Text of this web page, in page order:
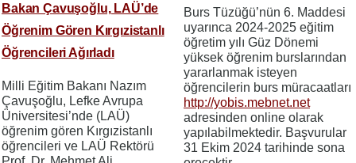
Bakan Çavuşoğlu, LAÜ’de
Öğrenim Gören Kırgızistanlı
Öğrencileri Ağırladı
Milli Eğitim Bakanı Nazım
Çavuşoğlu, Lefke Avrupa
Üniversitesi’nde (LAÜ)
öğrenim gören Kırgızistanlı
öğrencileri ve LAÜ Rektörü
Burs Tüzüğü’nün 6. Maddesi
uyarınca 2024-2025 eğitim
öğretim yılı Güz Dönemi
yüksek öğrenim burslarından
yararlanmak isteyen
öğrencilerin burs müracaatları
http://yobis.mebnet.net
adresinden online olarak
yapılabilmektedir. Başvurular
31 Ekim 2024 tarihinde sona